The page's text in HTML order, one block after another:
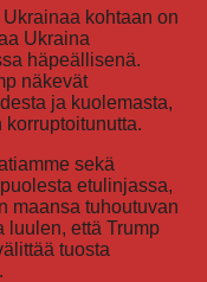
kohtaan on
Ukraina
häpeällisenä.
näkevät
ja kuolemasta,
sekä
etulinjassa,
maansa tuhoutuvan
luulen, että Trump
tuosta